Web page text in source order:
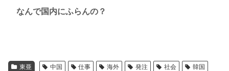
なんで国内にふらんの？
東亜 中国 仕事 海外 発注 社会 韓国